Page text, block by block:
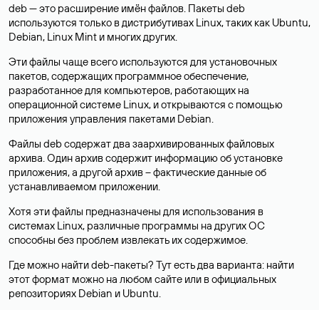
deb — это расширение имён файлов. Пакеты deb
используются только в дистрибутивах Linux, таких как Ubuntu,
Debian, Linux Mint и многих других.
Эти файлы чаще всего используются для установочных
пакетов, содержащих программное обеспечение,
разработанное для компьютеров, работающих на
операционной системе Linux, и открываются с помощью
приложения управления пакетами Debian.
Файлы deb содержат два заархивированных файловых
архива. Один архив содержит информацию об установке
приложения, а другой архив – фактические данные об
устанавливаемом приложении.
Хотя эти файлы предназначены для использования в
системах Linux, различные программы на других ОС
способны без проблем извлекать их содержимое.
Где можно найти deb-пакеты? Тут есть два варианта: найти
этот формат можно на любом сайте или в официальных
репозиториях Debian и Ubuntu.